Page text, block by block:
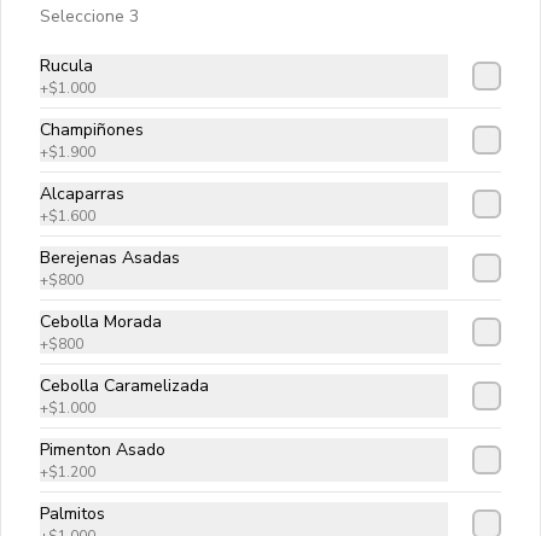
Pizzas
Pizza Al Pesto
Mozzarella, pesto, tomate cherry y
albahaca
$13.900
Pizza Antonino
Pomodoro, mozzarella, camarones
grillados, tomate cherry y zucchini.
$14.900
Seleccione 3
Rucula
+$1.000
Champiñones
+$1.900
Alcaparras
+$1.600
Berejenas Asadas
+$800
Cebolla Morada
+$800
Cebolla Caramelizada
+$1.000
Pimenton Asado
+$1.200
Palmitos